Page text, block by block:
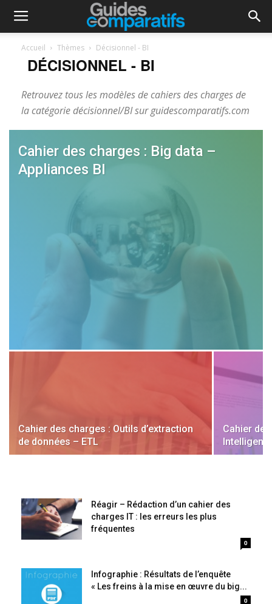
Accueil Thèmes Décisionnel - BI
DÉCISIONNEL - BI
Retrouvez tous les modèles de cahiers des charges de
la catégorie décisionnel/BI sur guidescomparatifs.com
Cahier des charges : Big data –
Appliances BI
Cahier des charges : Outils d’extraction
de données – ETL
Cahier
Réagir – Rédaction d’un cahier des
charges IT : les erreurs les plus
fréquentes
0
Infographie : Résultats de l’enquête
« Les freins à la mise en œuvre du big...
0